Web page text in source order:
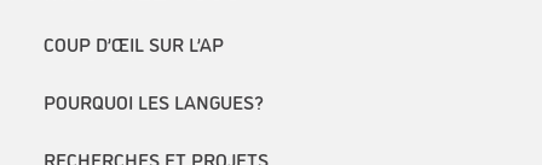
COUP D’ŒIL SUR L’AP
POURQUOI LES LANGUES?
RECHERCHES ET PROJETS